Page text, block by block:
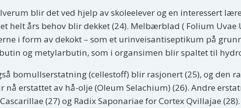
blir det ved hjelp av skoleelever og en interessert
helt års behov blir dekket (24). Melbærblad ( Folium Uvae
i form av dekokt – som et urinveisantiseptikum på
og metylarbutin, som i organsimen blir spaltet til
bomullserstatning (cellestoff) blir rasjonert (25), og den
nå erstattet av hå-olje (Oleum Selachium) (26). Andre
(27) og Radix Saponariae for Cortex Qvillajae